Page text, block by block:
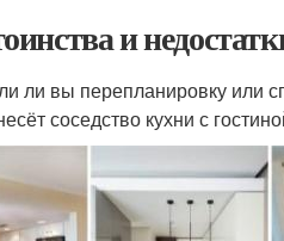
и
ли вы перепланировку или
соседство кухни с